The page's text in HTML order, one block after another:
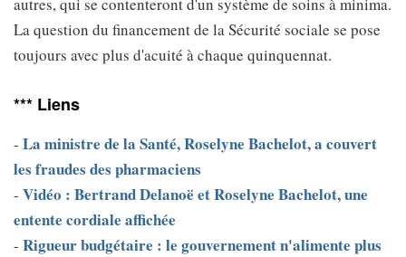
La question du financement de la Sécurité sociale se pose
toujours avec plus d'acuité à chaque quinquennat.
*** Liens
- La ministre de la Santé, Roselyne Bachelot, a couvert
les fraudes des pharmaciens
- Vidéo : Bertrand Delanoë et Roselyne Bachelot, une
entente cordiale affichée
- Rigueur budgétaire : le gouvernement n'alimente plus